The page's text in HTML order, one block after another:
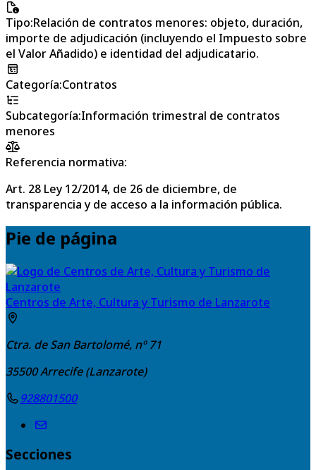
Tipo:Relación de contratos menores: objeto, duración,
importe de adjudicación (incluyendo el Impuesto sobre
el Valor Añadido) e identidad del adjudicatario.
Categoría:Contratos
Subcategoría:Información trimestral de contratos
menores
Referencia normativa:
Art. 28 Ley 12/2014, de 26 de diciembre, de
transparencia y de acceso a la información pública.
Pie de página
Centros de Arte, Cultura y Turismo de Lanzarote
Ctra. de San Bartolomé, nº 71
35500Arrecife (Lanzarote)
928801500
Secciones